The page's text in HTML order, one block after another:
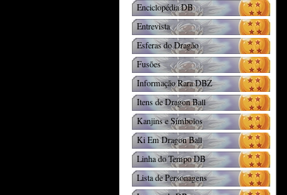
Enciclopédia DB
Entrevista
Esferas do Dragão
Fusões
Informação Rara DBZ
Itens de Dragon Ball
Kanjins e Símbolos
Ki Em Dragon Ball
Linha do Tempo DB
Lista de Personagens